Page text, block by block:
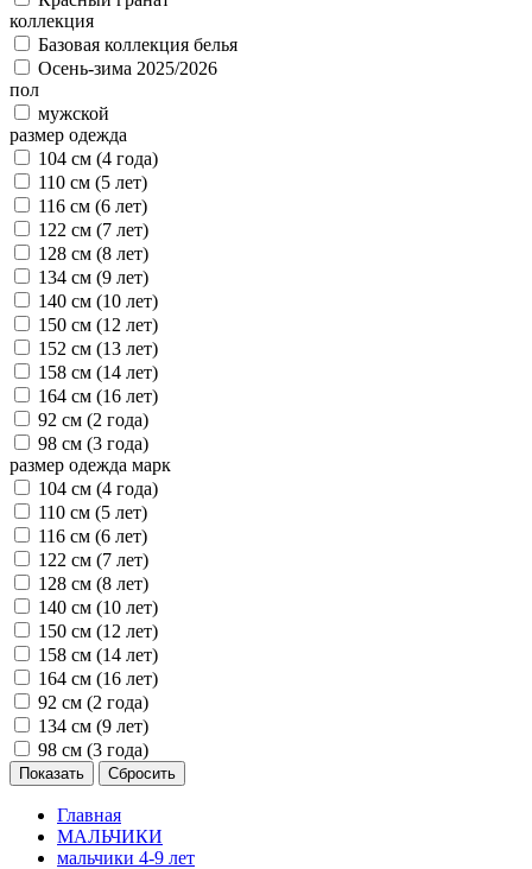
коллекция
Базовая коллекция белья
Осень-зима 2025/2026
пол
мужской
размер одежда
104 см (4 года)
110 см (5 лет)
116 см (6 лет)
122 см (7 лет)
128 см (8 лет)
134 см (9 лет)
140 см (10 лет)
150 см (12 лет)
152 см (13 лет)
158 см (14 лет)
164 см (16 лет)
92 см (2 года)
98 см (3 года)
размер одежда марк
104 см (4 года)
110 см (5 лет)
116 см (6 лет)
122 см (7 лет)
128 см (8 лет)
140 см (10 лет)
150 см (12 лет)
158 см (14 лет)
164 см (16 лет)
92 см (2 года)
134 см (9 лет)
98 см (3 года)
Главная
МАЛЬЧИКИ
мальчики 4-9 лет